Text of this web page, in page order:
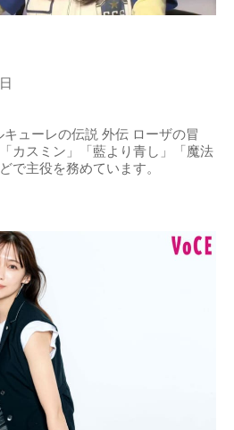
ューレの伝説 外伝 ローザの冒
カスミン」「藍より青し」「魔法
で主役を務めています。